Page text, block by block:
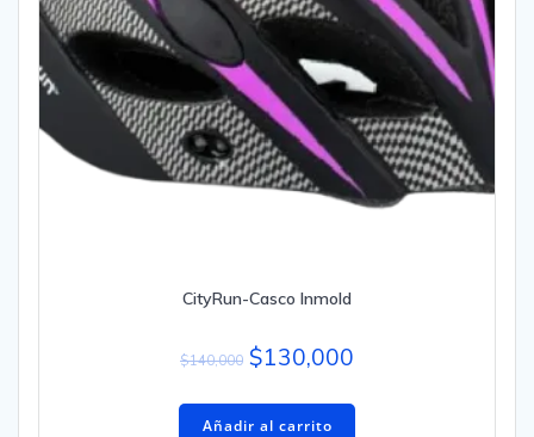
CityRun-Casco Inmold
$140,000 $130,000
Añadir al carrito